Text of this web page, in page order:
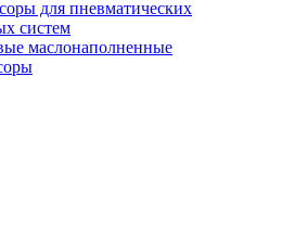
для пневматических
систем
маслонаполненные